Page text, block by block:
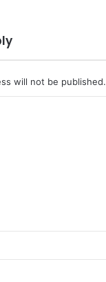
will not be published.